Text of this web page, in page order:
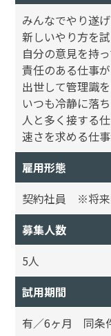
みんなでやり遂
新しいやり方を
自分の意見を持
責任のある仕事
出世して管理識
いつも冷静に落
人と多く接する
速さを求める仕
雇用形態
契約社員 ※将来
募集人数
5人
試用期間
有／6ヶ月 同条